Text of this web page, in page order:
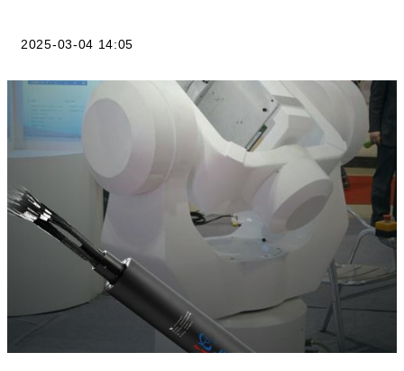
2025-03-04 14:05